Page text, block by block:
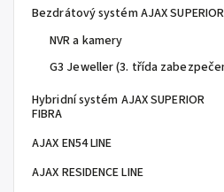
Bezdrátový systém AJAX SUPERIOR
NVR a kamery
G3 Jeweller (3. třída
Hybridní systém AJAX SUPERIOR
FIBRA
AJAX EN54 LINE
AJAX RESIDENCE LINE